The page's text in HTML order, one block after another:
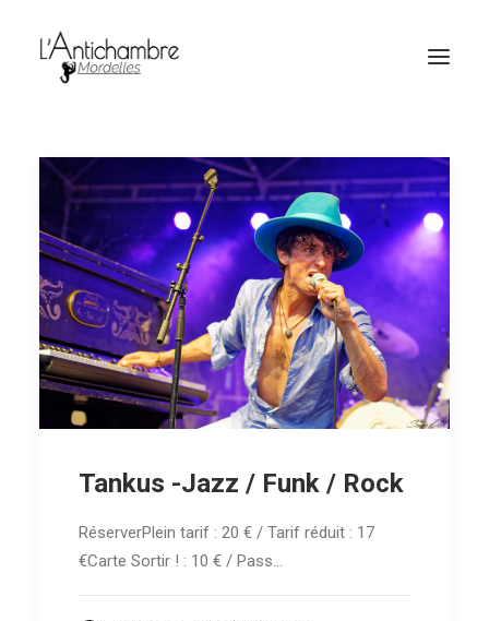
Amocas
Billetterie
Tankus -Jazz / Funk / Rock
RéserverPlein tarif : 20 € / Tarif réduit : 17
€Carte Sortir ! : 10 € / Pass…